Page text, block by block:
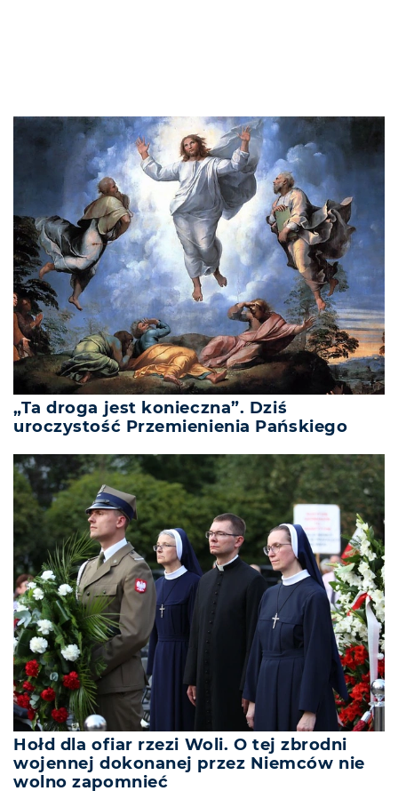
„Ta droga jest konieczna”. Dziś
uroczystość Przemienienia Pańskiego
Hołd dla ofiar rzezi Woli. O tej zbrodni
wojennej dokonanej przez Niemców nie
wolno zapomnieć